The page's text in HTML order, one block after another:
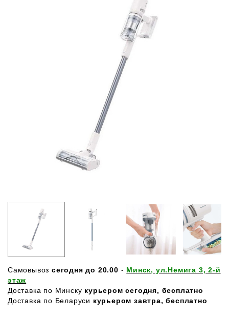
Самовывоз сегодня до 20.00 - Минск, ул.Немига 3, 2-й
этаж
Доставка по Минску курьером сегодня, бесплатно
Доставка по Беларуси курьером завтра, бесплатно